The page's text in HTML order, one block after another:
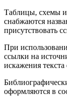
Таблицы, схемы и
снабжаются
присутствовать
При
ссылки на
искажения
оформляются в